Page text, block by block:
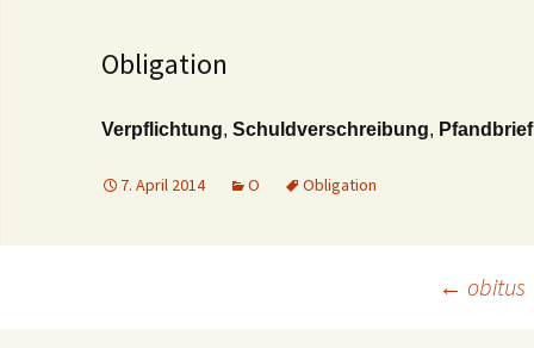
Obligation
Verpflichtung, Schuldverschreibung, Pfandbrief
7. April 2014 O Obligation
← obitus